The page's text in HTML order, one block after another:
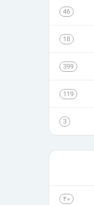
46
18
399
119
3
۴۰